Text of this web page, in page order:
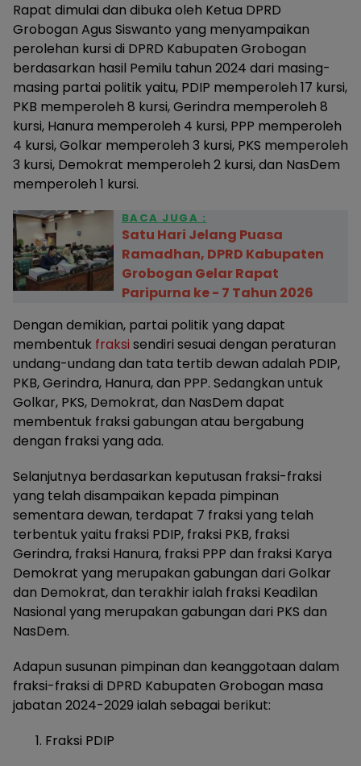
Rapat dimulai dan dibuka oleh Ketua DPRD
Grobogan Agus Siswanto yang menyampaikan
perolehan kursi di DPRD Kabupaten Grobogan
berdasarkan hasil Pemilu tahun 2024 dari masing-
masing partai politik yaitu, PDIP memperoleh 17 kursi,
PKB memperoleh 8 kursi, Gerindra memperoleh 8
kursi, Hanura memperoleh 4 kursi, PPP memperoleh
4 kursi, Golkar memperoleh 3 kursi, PKS memperoleh
3 kursi, Demokrat memperoleh 2 kursi, dan NasDem
memperoleh 1 kursi.
BACA JUGA :
Satu Hari Jelang Puasa
Ramadhan, DPRD Kabupaten
Grobogan Gelar Rapat
Paripurna ke - 7 Tahun 2026
Dengan demikian, partai politik yang dapat
membentuk fraksi sendiri sesuai dengan peraturan
undang-undang dan tata tertib dewan adalah PDIP,
PKB, Gerindra, Hanura, dan PPP. Sedangkan untuk
Golkar, PKS, Demokrat, dan NasDem dapat
membentuk fraksi gabungan atau bergabung
dengan fraksi yang ada.
Selanjutnya berdasarkan keputusan fraksi-fraksi
yang telah disampaikan kepada pimpinan
sementara dewan, terdapat 7 fraksi yang telah
terbentuk yaitu fraksi PDIP, fraksi PKB, fraksi
Gerindra, fraksi Hanura, fraksi PPP dan fraksi Karya
Demokrat yang merupakan gabungan dari Golkar
dan Demokrat, dan terakhir ialah fraksi Keadilan
Nasional yang merupakan gabungan dari PKS dan
NasDem.
Adapun susunan pimpinan dan keanggotaan dalam
fraksi-fraksi di DPRD Kabupaten Grobogan masa
jabatan 2024-2029 ialah sebagai berikut:
Fraksi PDIP